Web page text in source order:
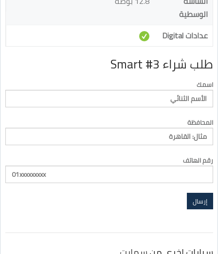
الوسطية
عدادات Digital
طلب شراء Smart #3
اسمك
المحافظة
رقم الهاتف